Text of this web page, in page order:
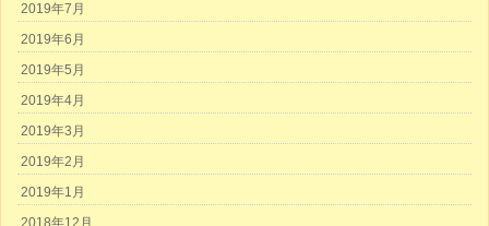
2019年7月
2019年6月
2019年5月
2019年4月
2019年3月
2019年2月
2019年1月
2018年12月